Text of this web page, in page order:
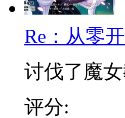
Re：从零
讨伐了魔
评分: